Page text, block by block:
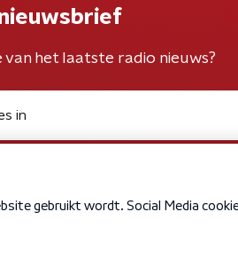
nieuwsbrief
het laatste radio nieuws?